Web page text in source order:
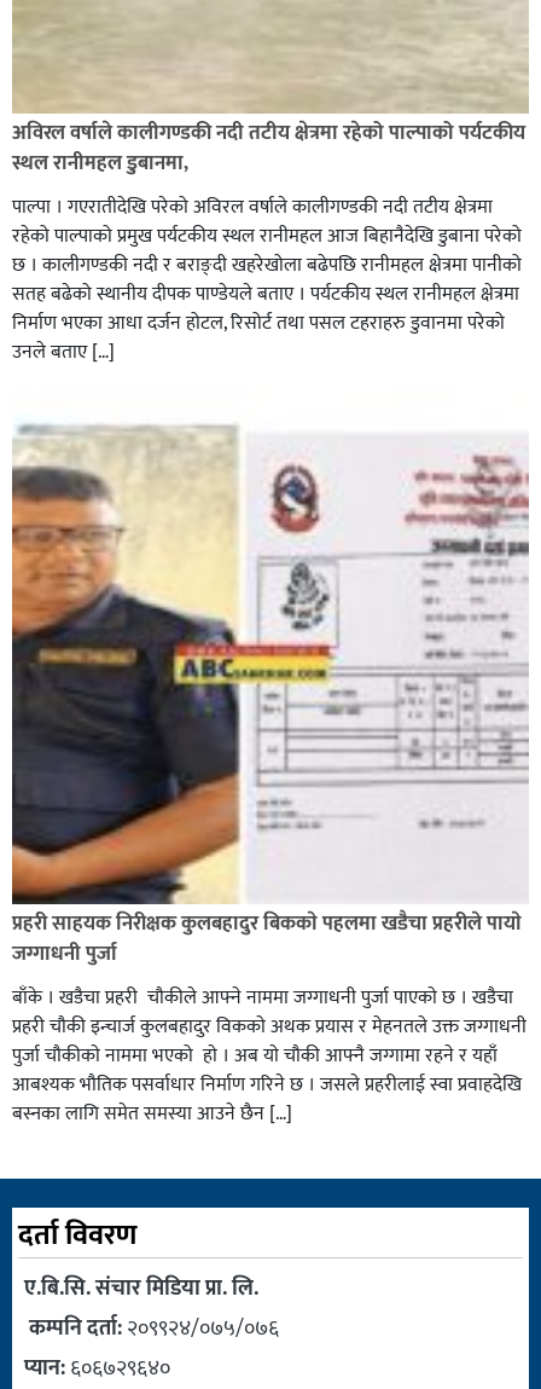
अविरल वर्षाले कालीगण्डकी नदी तटीय क्षेत्रमा रहेको पाल्पाको पर्यटकीय
स्थल रानीमहल डुबानमा,
पाल्पा । गएरातीदेखि परेको अविरल वर्षाले कालीगण्डकी नदी तटीय क्षेत्रमा
रहेको पाल्पाको प्रमुख पर्यटकीय स्थल रानीमहल आज बिहानैदेखि डुबाना परेको
छ । कालीगण्डकी नदी र बराङ्दी खहरेखोला बढेपछि रानीमहल क्षेत्रमा पानीको
सतह बढेको स्थानीय दीपक पाण्डेयले बताए । पर्यटकीय स्थल रानीमहल क्षेत्रमा
निर्माण भएका आधा दर्जन होटल, रिसोर्ट तथा पसल टहराहरु डुवानमा परेको
उनले बताए […]
प्रहरी साहयक निरीक्षक कुलबहादुर बिककाे पहलमा खडैचा प्रहरीले पायाे
जग्गाधनी पुर्जा
बाँके । खडैचा प्रहरी चाैकीले आफ्ने नाममा जग्गाधनी पुर्जा पाएकाे छ । खडैचा
प्रहरी चाैकी इन्चार्ज कुलबहादुर विककाे अथक प्रयास र मेहनतले उक्त जग्गाधनी
पुर्जा चाैकीकाे नाममा भएको हाे । अब याे चाैकी आफ्नै जग्गामा रहने र यहाँ
आबश्यक भाैतिक पसर्वाधार निर्माण गरिने छ । जसले प्रहरीलाई स्वा प्रवाहदेखि
बस्नका लागि समेत समस्या आउने छैन […]
दर्ता विवरण
ए.बि.सि. संचार मिडिया प्रा. लि.
कम्पनि दर्ता:२०९९२४/०७५/०७६
प्यान:६०६७२९६४०